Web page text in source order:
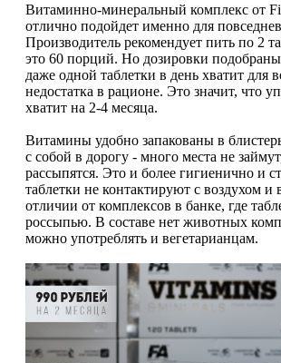
Волосы и кожа
Здоровая печень
Здоровье костей
Зрение
Иммунитет
Коэнзим Q10
Лецитин
Пищеварение
Сердце и Сосуды
Витаминно-минеральный комплекс от
отлично подойдет именно для
Производитель рекомендует пить по 2
это 60 порций. Но дозировки
даже одной таблетки в день хватит для
недостатка в рационе. Это значит, что
хватит на 2-4 месяца.
Витамины удобно запакованы в
с собой в дорогу - много места не
рассыпятся. Это и более гигиенично и
таблетки не контактируют с воздухом и
отличии от комплексов в банке, где
россыпью. В составе нет животных
можно употреблять и вегетарианцам.